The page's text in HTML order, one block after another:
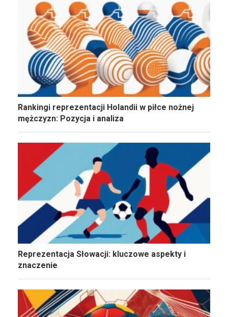
Rankingi reprezentacji Holandii w piłce nożnej
mężczyzn: Pozycja i analiza
Reprezentacja Słowacji: kluczowe aspekty i
znaczenie